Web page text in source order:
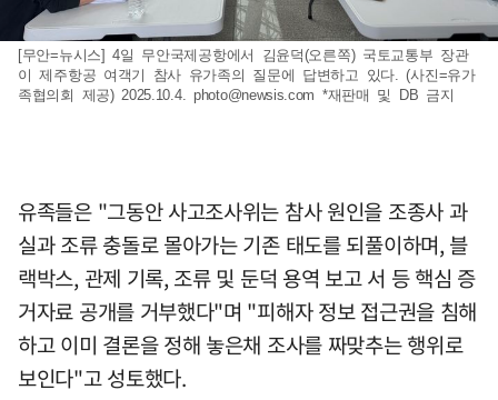
[무안=뉴시스] 4일 무안국제공항에서 김윤덕(오른쪽) 국토교통부 장관
이 제주항공 여객기 참사 유가족의 질문에 답변하고 있다. (사진=유가
족협의회 제공) 2025.10.4. photo@newsis.com *재판매 및 DB 금지
유족들은 "그동안 사고조사위는 참사 원인을 조종사 과
실과 조류 충돌로 몰아가는 기존 태도를 되풀이하며, 블
랙박스, 관제 기록, 조류 및 둔덕 용역 보고 서 등 핵심 증
거자료 공개를 거부했다"며 "피해자 정보 접근권을 침해
하고 이미 결론을 정해 놓은채 조사를 짜맞추는 행위로
보인다"고 성토했다.